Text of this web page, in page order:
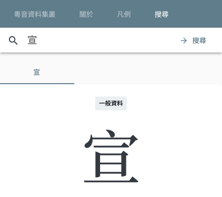
粵音資料集叢 關於 凡例 搜尋
search arrow_forward 搜尋
宣
一般資料
宣